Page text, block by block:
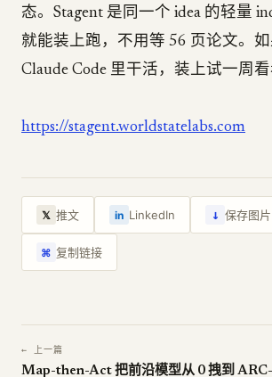
态。Stagent 是同一个 idea 的轻量
就能装上跑，不用等 56 页论文。
Claude Code 里干活，装上试一周看
https://stagent.worldstatelabs.com
𝕏 推文 in LinkedIn ↓ 保存图片
⌘ 复制链接
← 上一篇
Map-then-Act 把前沿模型从 0 拽到